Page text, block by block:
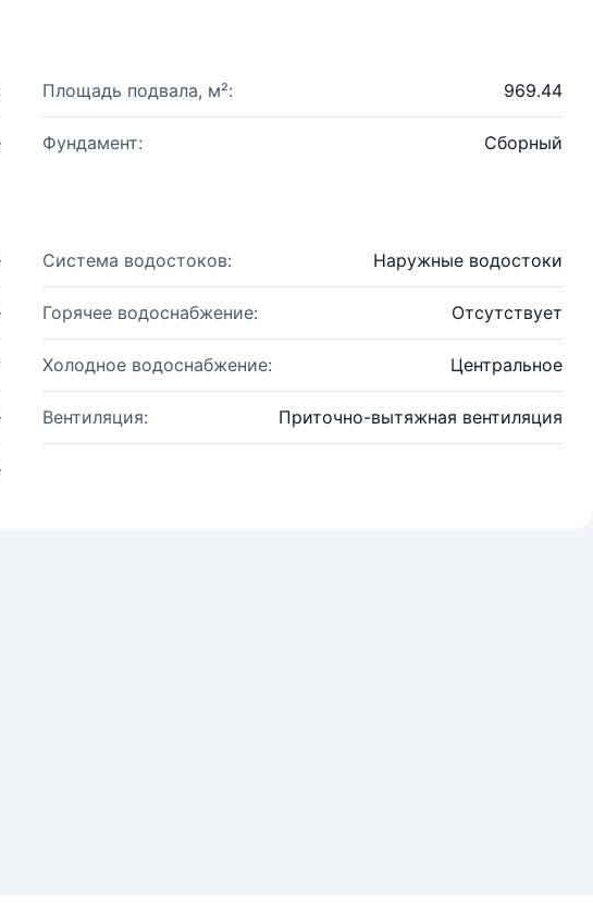
Площадь подвала, м²: 969.44
Фундамент: Сборный
Система водостоков: Наружные водостоки
Горячее водоснабжение: Отсутствует
Холодное водоснабжение: Центральное
Вентиляция: Приточно-вытяжная вентиляция